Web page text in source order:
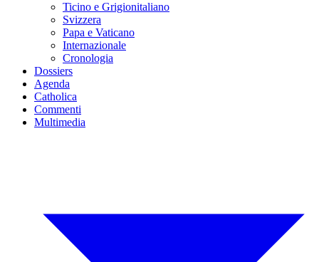
Ticino e Grigionitaliano
Svizzera
Papa e Vaticano
Internazionale
Cronologia
Dossiers
Agenda
Catholica
Commenti
Multimedia